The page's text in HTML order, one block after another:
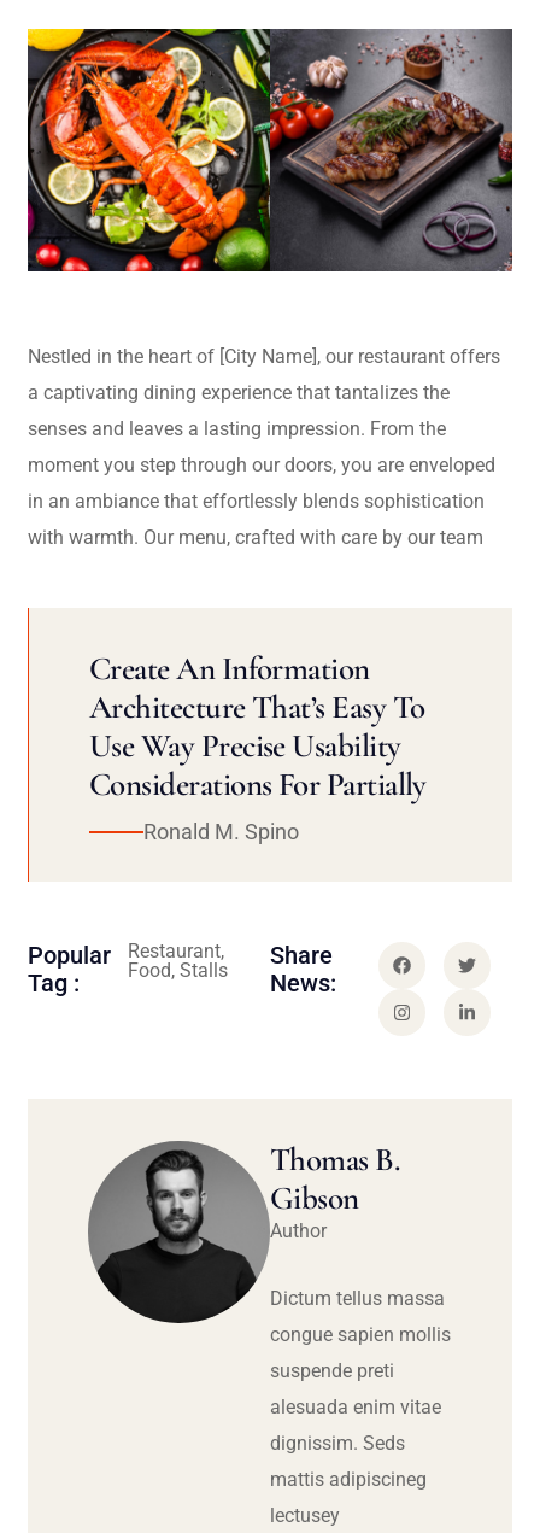
Nestled in the heart of [City Name], our restaurant offers
a captivating dining experience that tantalizes the
senses and leaves a lasting impression. From the
moment you step through our doors, you are enveloped
in an ambiance that effortlessly blends sophistication
with warmth. Our menu, crafted with care by our team
Create An Information
Architecture That’s Easy To
Use Way Precise Usability
Considerations For Partially
Ronald M. Spino
Popular
Tag :
Restaurant,
Food, Stalls
Share
News:
Thomas B.
Gibson
Author
Dictum tellus massa
congue sapien mollis
suspende preti
alesuada enim vitae
dignissim. Seds
mattis adipiscineg
lectusey